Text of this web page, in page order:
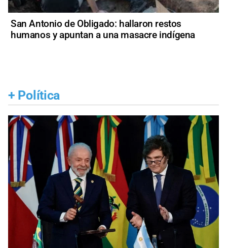
San Antonio de Obligado: hallaron restos
humanos y apuntan a una masacre indígena
+ Política